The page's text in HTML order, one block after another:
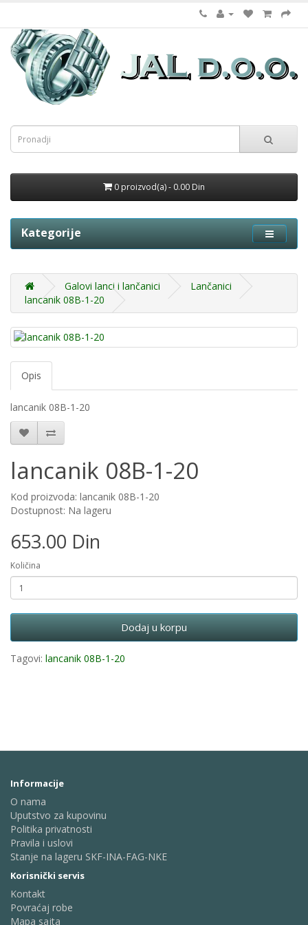
0 proizvod(a) - 0.00 Din
Kategorije
Galovi lanci i lančanici
Lančanici
lancanik 08B-1-20
Opis
lancanik 08B-1-20
lancanik 08B-1-20
Kod proizvoda: lancanik 08B-1-20
Dostupnost: Na lageru
653.00 Din
Količina
Dodaj u korpu
Tagovi: lancanik 08B-1-20
Informacije
O nama
Uputstvo za kupovinu
Politika privatnosti
Pravila i uslovi
Stanje na lageru SKF-INA-FAG-NKE
Korisnički servis
Kontakt
Povraćaj robe
Mapa sajta